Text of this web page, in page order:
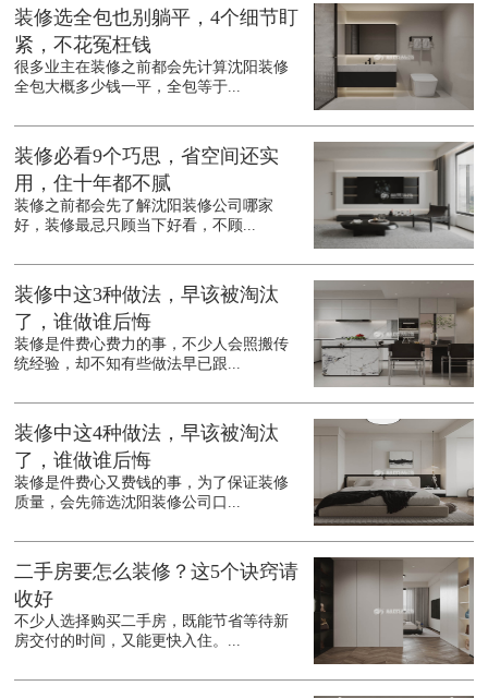
装修选全包也别躺平，4个细节盯
紧，不花冤枉钱
很多业主在装修之前都会先计算沈阳装修
全包大概多少钱一平，全包等于...
装修必看9个巧思，省空间还实
用，住十年都不腻
装修之前都会先了解沈阳装修公司哪家
好，装修最忌只顾当下好看，不顾...
装修中这3种做法，早该被淘汰
了，谁做谁后悔
装修是件费心费力的事，不少人会照搬传
统经验，却不知有些做法早已跟...
装修中这4种做法，早该被淘汰
了，谁做谁后悔
装修是件费心又费钱的事，为了保证装修
质量，会先筛选沈阳装修公司口...
二手房要怎么装修？这5个诀窍请
收好
不少人选择购买二手房，既能节省等待新
房交付的时间，又能更快入住。...